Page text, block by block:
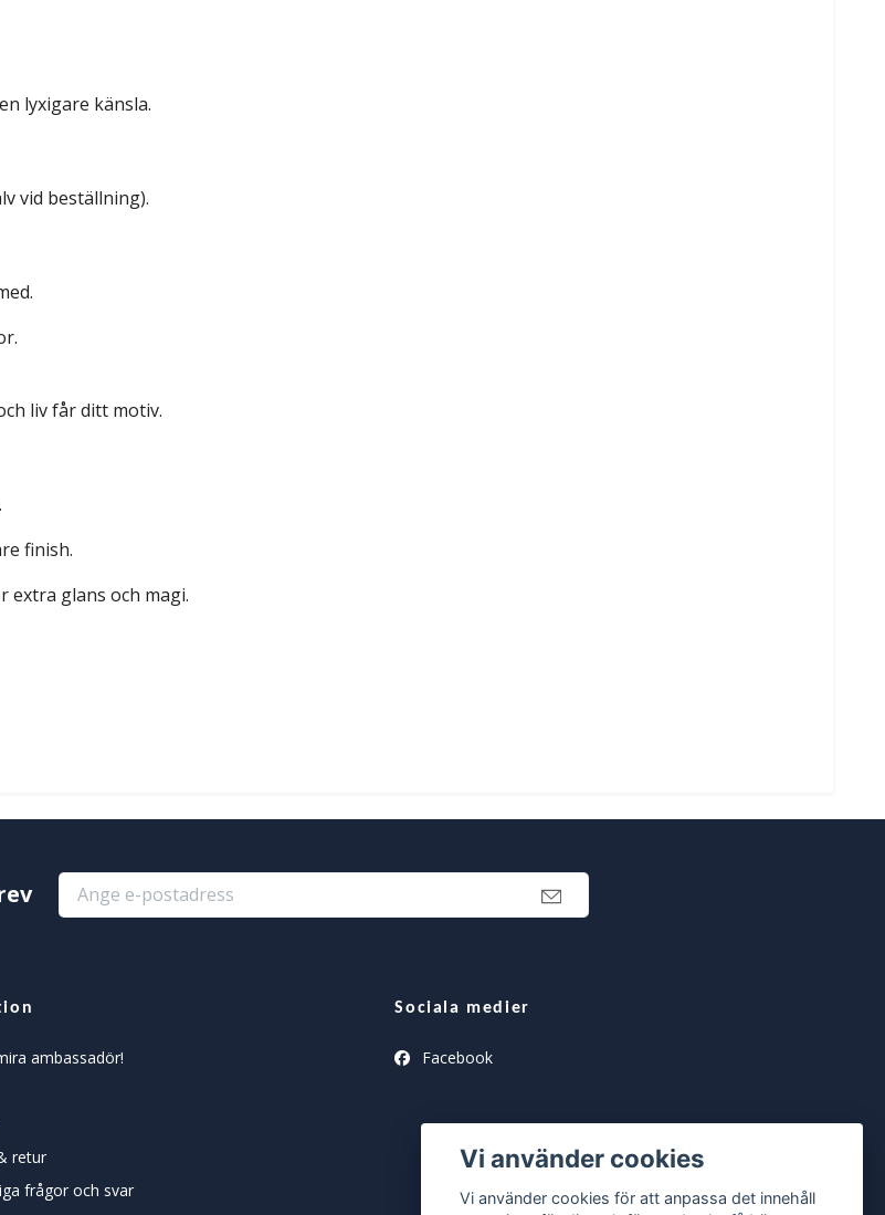
lyxigare känsla.
vid beställning).
liv får ditt motiv.
finish.
extra glans och magi.
ambassadör!
retur
frågor och svar
Sociala medier
Facebook
Vi använder cookies
Vi använder cookies för att anpassa det innehåll